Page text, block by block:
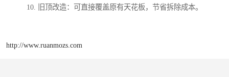
10. 旧顶改造：可直接覆盖原有天花板，节省拆除成本。
http://www.ruanmozs.com